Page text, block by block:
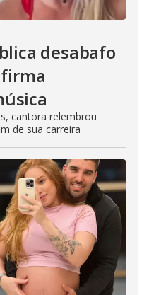
desabafo
cantora relembrou
de sua carreira